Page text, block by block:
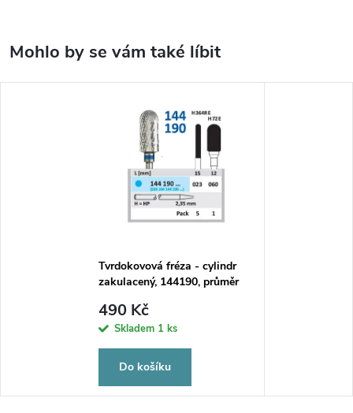
Tvrdokovová fréza - cylindr
zakulacený, 144190, průměr
490 Kč
Skladem 1 ks
Do košíku